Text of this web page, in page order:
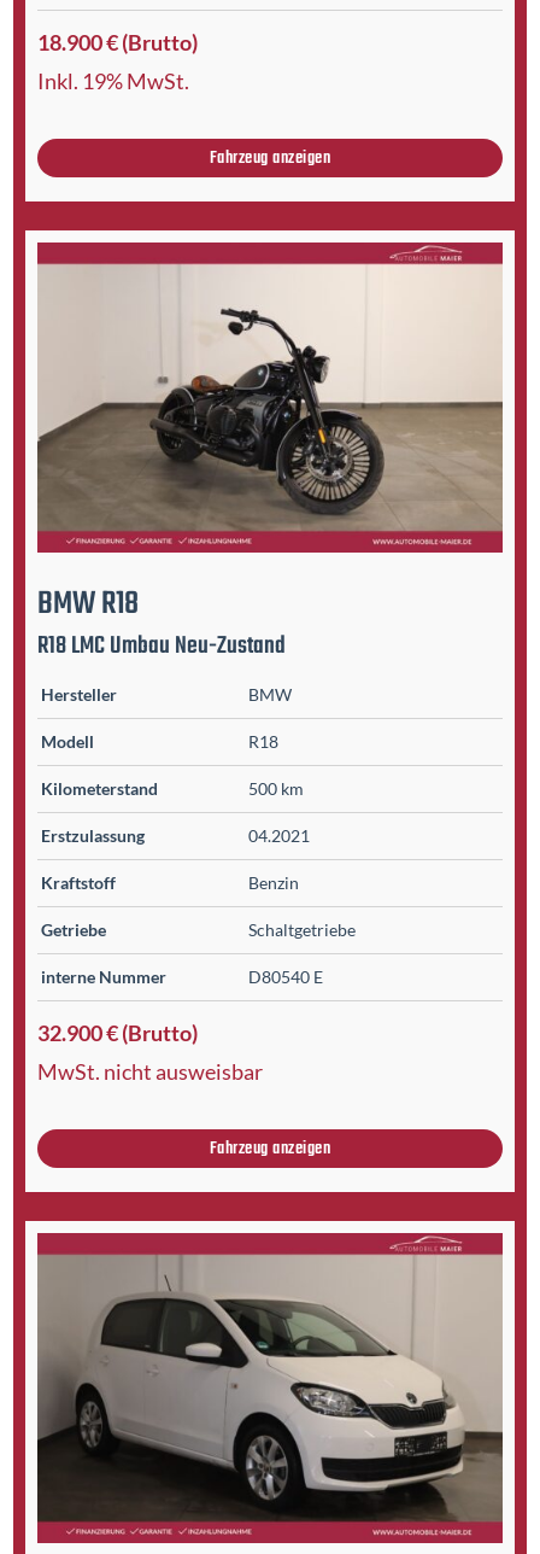
18.900 € (Brutto)
Inkl. 19% MwSt.
Fahrzeug anzeigen
BMWR18
R18 LMC Umbau Neu-Zustand
Hersteller BMW
Modell R18
Kilometer­stand 500 km
Erst­zulassung 04.2021
Kraftstoff Benzin
Getriebe Schaltgetriebe
interne Nummer D80540 E
32.900 € (Brutto)
MwSt. nicht ausweisbar
Fahrzeug anzeigen